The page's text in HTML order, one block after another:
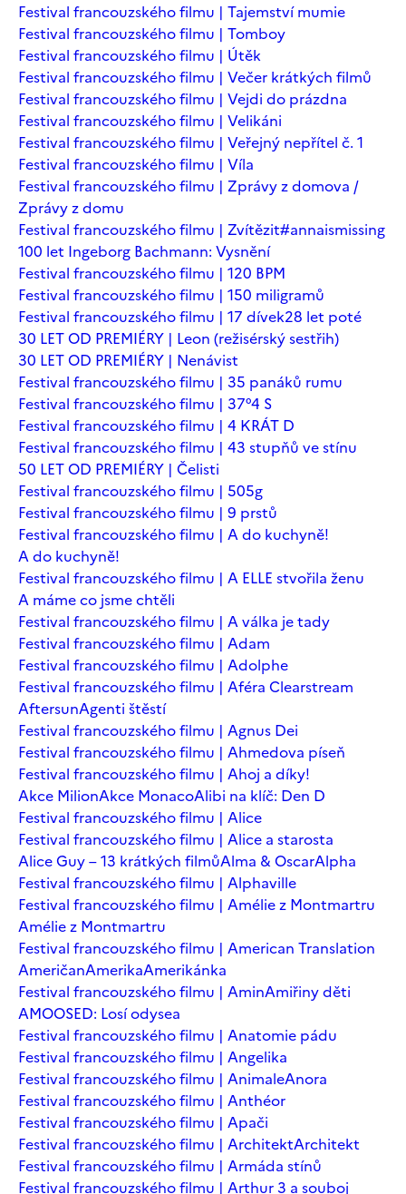
Festival francouzského filmu | Tajemství mumie
Festival francouzského filmu | Tomboy
Festival francouzského filmu | Útěk
Festival francouzského filmu | Večer krátkých filmů
Festival francouzského filmu | Vejdi do prázdna
Festival francouzského filmu | Velikáni
Festival francouzského filmu | Veřejný nepřítel č. 1
Festival francouzského filmu | Víla
Festival francouzského filmu | Zprávy z domova /
Zprávy z domu
Festival francouzského filmu | Zvítězit#annaismissing
100 let Ingeborg Bachmann: Vysnění
Festival francouzského filmu | 120 BPM
Festival francouzského filmu | 150 miligramů
Festival francouzského filmu | 17 dívek28 let poté
30 LET OD PREMIÉRY | Leon (režisérský sestřih)
30 LET OD PREMIÉRY | Nenávist
Festival francouzského filmu | 35 panáků rumu
Festival francouzského filmu | 37°4 S
Festival francouzského filmu | 4 KRÁT D
Festival francouzského filmu | 43 stupňů ve stínu
50 LET OD PREMIÉRY | Čelisti
Festival francouzského filmu | 505g
Festival francouzského filmu | 9 prstů
Festival francouzského filmu | A do kuchyně!
A do kuchyně!
Festival francouzského filmu | A ELLE stvořila ženu
A máme co jsme chtěli
Festival francouzského filmu | A válka je tady
Festival francouzského filmu | Adam
Festival francouzského filmu | Adolphe
Festival francouzského filmu | Aféra Clearstream
AftersunAgenti štěstí
Festival francouzského filmu | Agnus Dei
Festival francouzského filmu | Ahmedova píseň
Festival francouzského filmu | Ahoj a díky!
Akce MilionAkce MonacoAlibi na klíč: Den D
Festival francouzského filmu | Alice
Festival francouzského filmu | Alice a starosta
Alice Guy – 13 krátkých filmůAlma & OscarAlpha
Festival francouzského filmu | Alphaville
Festival francouzského filmu | Amélie z Montmartru
Amélie z Montmartru
Festival francouzského filmu | American Translation
AmeričanAmerikaAmerikánka
Festival francouzského filmu | AminAmiřiny děti
AMOOSED: Losí odysea
Festival francouzského filmu | Anatomie pádu
Festival francouzského filmu | Angelika
Festival francouzského filmu | AnimaleAnora
Festival francouzského filmu | Anthéor
Festival francouzského filmu | Apači
Festival francouzského filmu | ArchitektArchitekt
Festival francouzského filmu | Armáda stínů
Festival francouzského filmu | Arthur 3 a souboj